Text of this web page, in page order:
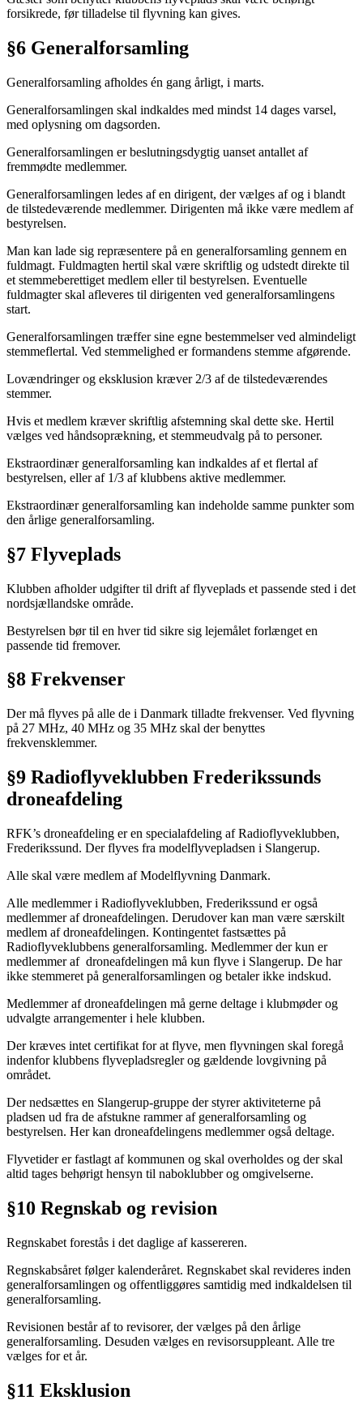
forsikrede, før tilladelse til flyvning kan gives.
§6 Generalforsamling
Generalforsamling afholdes én gang årligt, i marts.
Generalforsamlingen skal indkaldes med mindst 14 dages varsel,
med oplysning om dagsorden.
Generalforsamlingen er beslutningsdygtig uanset antallet af
fremmødte medlemmer.
Generalforsamlingen ledes af en dirigent, der vælges af og i blandt
de tilstedeværende medlemmer. Dirigenten må ikke være medlem af
bestyrelsen.
Man kan lade sig repræsentere på en generalforsamling gennem en
fuldmagt. Fuldmagten hertil skal være skriftlig og udstedt direkte til
et stemmeberettiget medlem eller til bestyrelsen. Eventuelle
fuldmagter skal afleveres til dirigenten ved generalforsamlingens
start.
Generalforsamlingen træffer sine egne bestemmelser ved almindeligt
stemmeflertal. Ved stemmelighed er formandens stemme afgørende.
Lovændringer og eksklusion kræver 2/3 af de tilstedeværendes
stemmer.
Hvis et medlem kræver skriftlig afstemning skal dette ske. Hertil
vælges ved håndsoprækning, et stemmeudvalg på to personer.
Ekstraordinær generalforsamling kan indkaldes af et flertal af
bestyrelsen, eller af 1/3 af klubbens aktive medlemmer.
Ekstraordinær generalforsamling kan indeholde samme punkter som
den årlige generalforsamling.
§7 Flyveplads
Klubben afholder udgifter til drift af flyveplads et passende sted i det
nordsjællandske område.
Bestyrelsen bør til en hver tid sikre sig lejemålet forlænget en
passende tid fremover.
§8 Frekvenser
Der må flyves på alle de i Danmark tilladte frekvenser. Ved flyvning
på 27 MHz, 40 MHz og 35 MHz skal der benyttes
frekvensklemmer.
§9 Radioflyveklubben Frederikssunds
droneafdeling
RFK’s droneafdeling er en specialafdeling af Radioflyveklubben,
Frederikssund. Der flyves fra modelflyvepladsen i Slangerup.
Alle skal være medlem af Modelflyvning Danmark.
Alle medlemmer i Radioflyveklubben, Frederikssund er også
medlemmer af droneafdelingen. Derudover kan man være særskilt
medlem af droneafdelingen. Kontingentet fastsættes på
Radioflyveklubbens generalforsamling. Medlemmer der kun er
medlemmer af droneafdelingen må kun flyve i Slangerup. De har
ikke stemmeret på generalforsamlingen og betaler ikke indskud.
Medlemmer af droneafdelingen må gerne deltage i klubmøder og
udvalgte arrangementer i hele klubben.
Der kræves intet certifikat for at flyve, men flyvningen skal foregå
indenfor klubbens flyvepladsregler og gældende lovgivning på
området.
Der nedsættes en Slangerup-gruppe der styrer aktiviteterne på
pladsen ud fra de afstukne rammer af generalforsamling og
bestyrelsen. Her kan droneafdelingens medlemmer også deltage.
Flyvetider er fastlagt af kommunen og skal overholdes og der skal
altid tages behørigt hensyn til naboklubber og omgivelserne.
§10 Regnskab og revision
Regnskabet forestås i det daglige af kassereren.
Regnskabsåret følger kalenderåret. Regnskabet skal revideres inden
generalforsamlingen og offentliggøres samtidig med indkaldelsen til
generalforsamling.
Revisionen består af to revisorer, der vælges på den årlige
generalforsamling. Desuden vælges en revisorsuppleant. Alle tre
vælges for et år.
§11 Eksklusion